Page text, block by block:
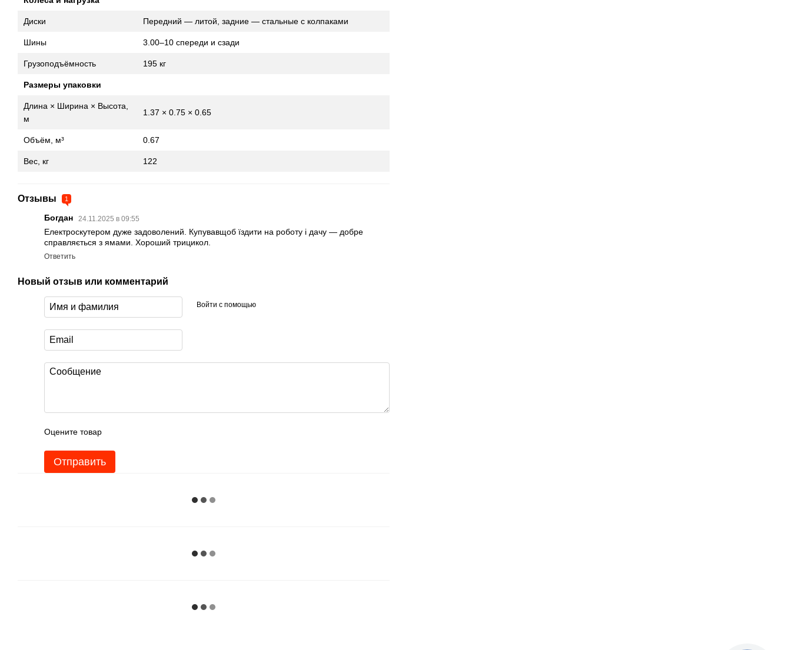
Диски Передний — литой, задние — стальные с колпаками
Шины 3.00–10 спереди и сзади
Грузоподъёмность 195 кг
Размеры упаковки
Длина × Ширина × Высота,
м
1.37 × 0.75 × 0.65
Объём, м³ 0.67
Вес, кг 122
Отзывы 1
Богдан 24.11.2025 в 09:55
Електроскутером дуже задоволений. Купувавщоб їздити на роботу і дачу — добре
справляється з ямами. Хороший трицикол.
Ответить
Новый отзыв или комментарий
Войти с помощью
Оцените товар
Отправить